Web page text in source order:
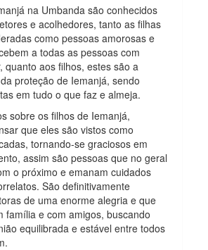
na Umbanda são conhecidos
e acolhedores, tanto as filhas
como pessoas amorosas e
a todas as pessoas com
quanto aos filhos, estes são a
proteção de Iemanjá, sendo
em tudo o que faz e almeja.
sobre os filhos de Iemanjá,
que eles são vistos como
tornando-se graciosos em
assim são pessoas que no geral
o próximo e emanam cuidados
São definitivamente
de uma enorme alegria e que
família e com amigos, buscando
equilibrada e estável entre todos